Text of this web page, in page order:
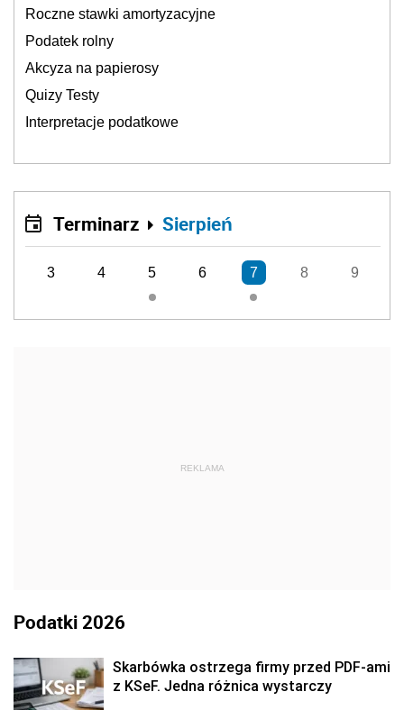
Roczne stawki amortyzacyjne
Podatek rolny
Akcyza na papierosy
Quizy Testy
Interpretacje podatkowe
Terminarz Sierpień
3 4 5 6 7 8 9
REKLAMA
Podatki 2026
Skarbówka ostrzega firmy przed PDF-ami
z KSeF. Jedna różnica wystarczy